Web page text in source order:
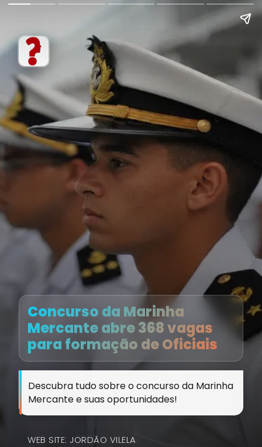
Concurso da Marinha
Mercante abre 368 vagas
para formação de Oficiais
Descubra tudo sobre o concurso da Marinha
Mercante e suas oportunidades!
WEB SITE: JORDÃO VILELA